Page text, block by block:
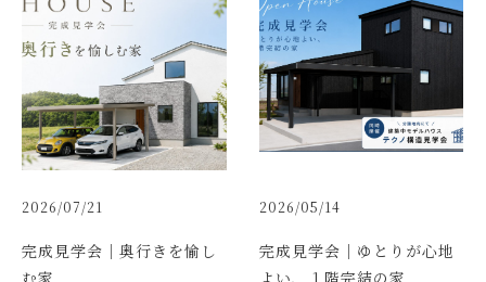
2026/07/21
完成見学会｜奥行きを愉し
む家
2026/05/14
完成見学会｜ゆとりが心地
よい、１階完結の家